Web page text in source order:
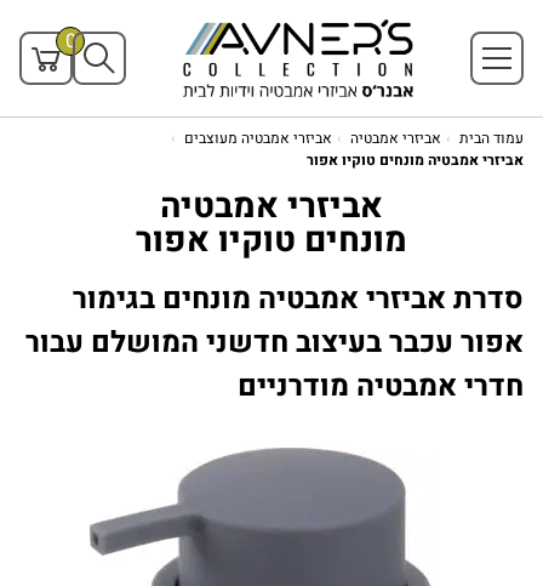
0
עמוד הבית אביזרי אמבטיה
אביזרי אמבטיה מעוצבים
אביזרי אמבטיה מונחים טוקיו אפור
אביזרי אמבטיה
מונחים טוקיו אפור
סדרת אביזרי אמבטיה מונחים בגימור
אפור עכבר בעיצוב חדשני המושלם עבור
חדרי אמבטיה מודרניים